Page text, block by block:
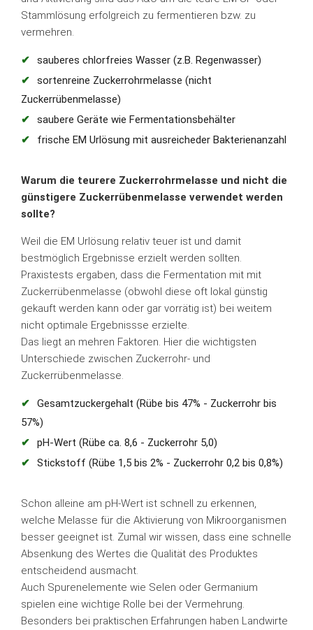
Stammlösung erfolgreich zu fermentieren bzw. zu
vermehren.
sauberes chlorfreies Wasser (z.B. Regenwasser)
sortenreine Zuckerrohrmelasse (nicht
Zuckerrübenmelasse)
saubere Geräte wie Fermentationsbehälter
frische EM Urlösung mit ausreicheder Bakterienanzahl
Warum die teurere Zuckerrohrmelasse und nicht die
günstigere Zuckerrübenmelasse verwendet werden
sollte?
Weil die EM Urlösung relativ teuer ist und damit
bestmöglich Ergebnisse erzielt werden sollten.
Praxistests ergaben, dass die Fermentation mit mit
Zuckerrübenmelasse (obwohl diese oft lokal günstig
gekauft werden kann oder gar vorrätig ist) bei weitem
nicht optimale Ergebnissse erzielte.
Das liegt an mehren Faktoren. Hier die wichtigsten
Unterschiede zwischen Zuckerrohr- und
Zuckerrübenmelasse.
Gesamtzuckergehalt (Rübe bis 47% - Zuckerrohr bis
57%)
pH-Wert (Rübe ca. 8,6 - Zuckerrohr 5,0)
Stickstoff (Rübe 1,5 bis 2% - Zuckerrohr 0,2 bis 0,8%)
Schon alleine am pH-Wert ist schnell zu erkennen,
welche Melasse für die Aktivierung von Mikroorganismen
besser geeignet ist. Zumal wir wissen, dass eine schnelle
Absenkung des Wertes die Qualität des Produktes
entscheidend ausmacht.
Auch Spurenelemente wie Selen oder Germanium
spielen eine wichtige Rolle bei der Vermehrung.
Besonders bei praktischen Erfahrungen haben Landwirte